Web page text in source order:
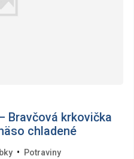
Bravčová krkovička
chladené
• Potraviny